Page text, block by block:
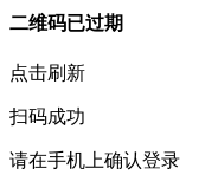
二维码已过期
点击刷新
扫码成功
请在手机上确认登录